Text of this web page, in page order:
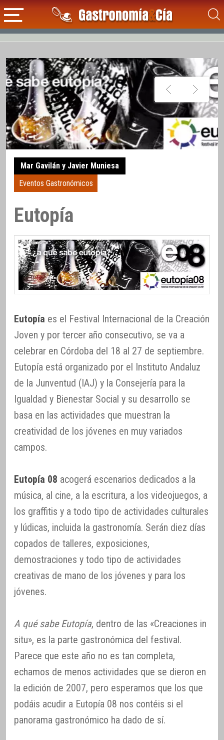
Mar Gavilán y Javier Muniesa
Eventos Gastronómicos
Eutopía
Eutopía es el Festival Internacional de la Creación
Joven y por tercer año consecutivo, se va a
celebrar en Córdoba del 18 al 27 de septiembre.
Eutopía está organizado por el Instituto Andaluz
de la Junventud (IAJ) y la Consejería para la
Igualdad y Bienestar Social y su desarrollo se
basa en las actividades que muestran la
creatividad de los jóvenes en muy variados
campos.
Eutopía 08 acogerá escenarios dedicados a la
música, al cine, a la escritura, a los videojuegos, a
los graffitis y a todo tipo de actividades culturales
y lúdicas, incluida la gastronomía. Serán diez días
copados de talleres, exposiciones,
demostraciones y todo tipo de actividades
creativas de mano de los jóvenes y para los
jóvenes.
A qué sabe Eutopía, dentro de las «Creaciones in
situ», es la parte gastronómica del festival.
Parece que este año no es tan completa,
echamos de menos actividades que se dieron en
la edición de 2007, pero esperamos que los que
podáis acudir a Eutopía 08 nos contéis si el
panorama gastronómico ha dado de sí.